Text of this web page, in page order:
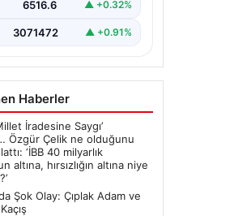
6516.6 ▲ +0.32%
3071472 ▲ +0.91%
Haberler
İradesine Saygı’
Özgür Çelik ne olduğunu
‘İBB 40 milyarlık
altına, hırsızlığın altına niye
Şok Olay: Çıplak Adam ve